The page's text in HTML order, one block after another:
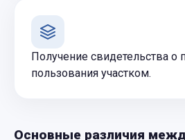
Получение свидетельства о
пользования участком.
Основные различия